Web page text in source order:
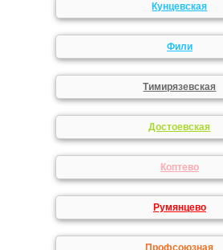
Кунцевская
Фили
Тимирязевская
Достоевская
Коптево
Румянцево
Профсоюзная